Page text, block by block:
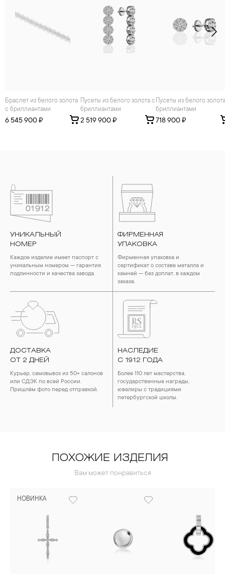
Браслет из белого золота
с бриллиантами
6 545 900 ₽
Пусеты из белого золота с
бриллиантами
2 519 900 ₽
Пусеты из белого золота с
бриллиантами
718 900 ₽
УНИКАЛЬНЫЙ
НОМЕР
Каждое изделие имеет паспорт с
уникальным номером — гарантия
подлинности и качества завода.
ФИРМЕННАЯ
УПАКОВКА
Фирменная упаковка и
сертификат о составе металла и
камней — без доплат, в каждом
заказе.
ДОСТАВКА
ОТ 2 ДНЕЙ
Курьер, самовывоз из 50+ салонов
или СДЭК по всей России.
Пришлём фото перед отправкой.
НАСЛЕДИЕ
С 1912 ГОДА
Более 110 лет мастерства,
государственные награды,
ювелиры с традициями
петербургской школы.
ПОХОЖИЕ ИЗДЕЛИЯ
Вам может понравиться
НОВИНКА